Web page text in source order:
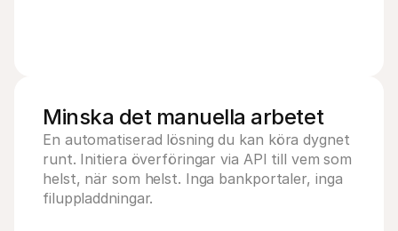
Minska det manuella arbetet
En automatiserad lösning du kan köra dygnet
runt. Initiera överföringar via API till vem som
helst, när som helst. Inga bankportaler, inga
filuppladdningar.